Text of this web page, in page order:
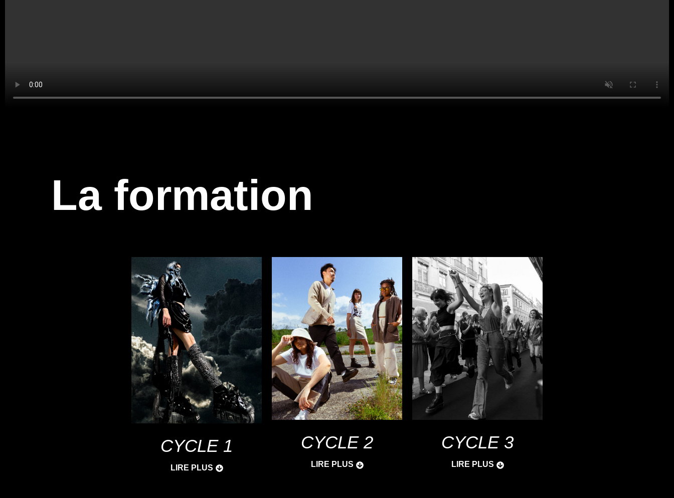
La formation
CYCLE 1
LIRE PLUS
CYCLE 2
LIRE PLUS
CYCLE 3
LIRE PLUS